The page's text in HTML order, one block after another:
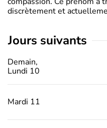
discrètement et
jours suivants
Demain,
Lundi 10
Mardi 11